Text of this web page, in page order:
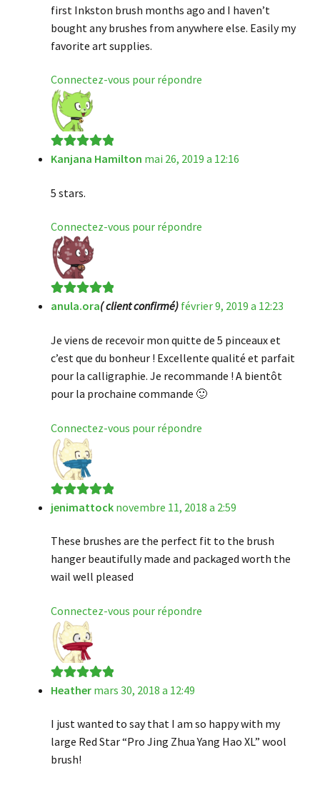
first Inkston brush months ago and I haven’t
bought any brushes from anywhere else. Easily my
favorite art supplies.
Connectez-vous pour répondre
Note5sur 5
Kanjana Hamilton mai 26, 2019 a 12:16
5 stars.
Connectez-vous pour répondre
Note5 sur 5
anula.ora( client confirmé) février 9, 2019 a 12:23
Je viens de recevoir mon quitte de 5 pinceaux et
c’est que du bonheur ! Excellente qualité et parfait
pour la calligraphie. Je recommande ! A bientôt
pour la prochaine commande 🙂
Connectez-vous pour répondre
Note5sur 5
jenimattock novembre 11, 2018 a 2:59
These brushes are the perfect fit to the brush
hanger beautifully made and packaged worth the
wail well pleased
Connectez-vous pour répondre
Note5sur 5
Heather mars 30, 2018 a 12:49
I just wanted to say that I am so happy with my
large Red Star “Pro Jing Zhua Yang Hao XL” wool
brush!